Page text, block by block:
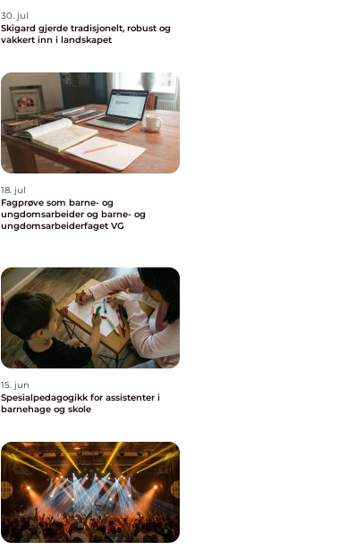
30. jul
Skigard gjerde tradisjonelt, robust og
vakkert inn i landskapet
18. jul
Fagprøve som barne- og
ungdomsarbeider og barne- og
ungdomsarbeiderfaget VG
15. jun
Spesialpedagogikk for assistenter i
barnehage og skole